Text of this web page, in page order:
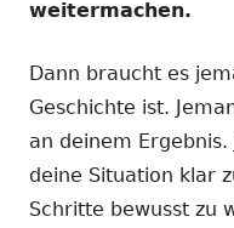
weitermachen.
Dann braucht es
Geschichte ist.
an deinem
deine Situation klar
Schritte bewusst zu